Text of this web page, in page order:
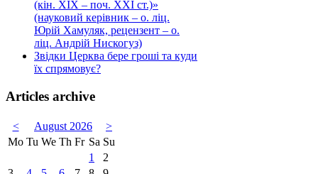
(кін. ХІХ – поч. ХХІ ст.)»
(науковий керівник – о. ліц.
Юрій Хамуляк, рецензент – о.
ліц. Андрій Нискогуз)
Звідки Церква бере гроші та куди
їх спрямовує?
Articles archive
< August 2026
>
Mo Tu We Th Fr Sa Su
1
2